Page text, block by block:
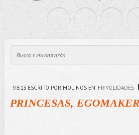
9.6.13 ESCRITO POR MOLINOS EN: FRIVOLIDADES
PRINCESAS,